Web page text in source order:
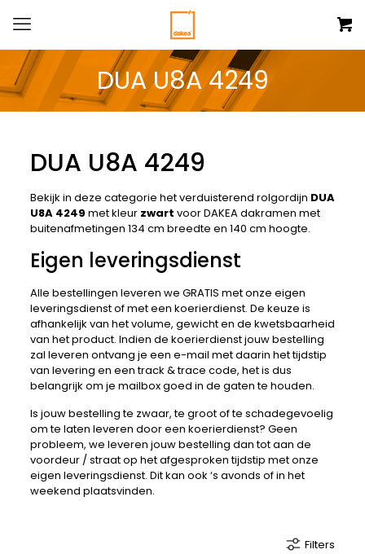
DUA U8A 4249
DUA U8A 4249
Bekijk in deze categorie het verduisterend rolgordijn DUA
U8A 4249 met kleur zwart voor DAKEA dakramen met
buitenafmetingen 134 cm breedte en 140 cm hoogte.
Eigen leveringsdienst
Alle bestellingen leveren we GRATIS met onze eigen
leveringsdienst of met een koerierdienst. De keuze is
afhankelijk van het volume, gewicht en de kwetsbaarheid
van het product. Indien de koerierdienst jouw bestelling
zal leveren ontvang je een e-mail met daarin het tijdstip
van levering en een track & trace code, het is dus
belangrijk om je mailbox goed in de gaten te houden.
Is jouw bestelling te zwaar, te groot of te schadegevoelig
om te laten leveren door een koerierdienst? Geen
probleem, we leveren jouw bestelling dan tot aan de
voordeur / straat op het afgesproken tijdstip met onze
eigen leveringsdienst. Dit kan ook ‘s avonds of in het
weekend plaatsvinden.
Filters